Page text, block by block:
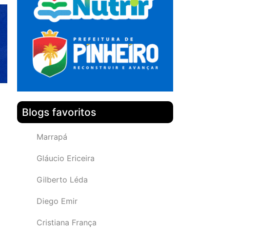
Blogs favoritos
Marrapá
Gláucio Ericeira
Gilberto Léda
Diego Emir
Cristiana França